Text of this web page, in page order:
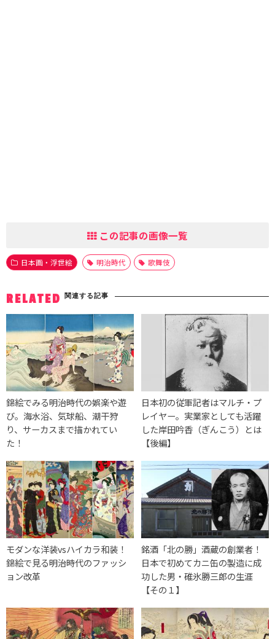
この記事の画像一覧
日本画・浮世絵 明治時代 歌舞伎
RELATED 関連する記事
錦絵でみる明治時代の娯楽や遊
び。海水浴、気球船、潮干狩
り、サーカスまで描かれてい
た！
日本初の従軍記者はマルチ・プ
レイヤー。実業家としても活躍
した岸田吟香（ぎんこう）とは
【後編】
モダンな洋装vsハイカラ和装！
錦絵で見る明治時代のファッシ
ョン改革
銘酒「北の勝」酒蔵の創業者！
日本で初めてカニ缶の製造に成
功した男・碓氷勝三郎の生涯
【その１】